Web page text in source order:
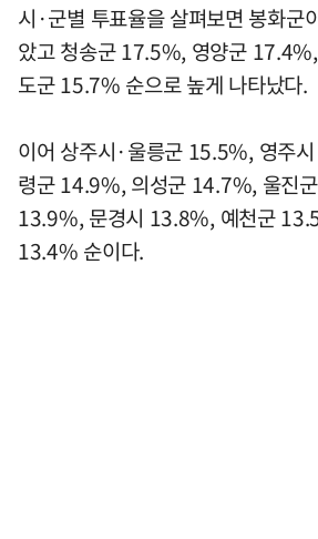
시·군별 투표율을 살펴보면 봉화
았고 청송군 17.5%, 영양군
도군 15.7% 순으로 높게 나타났다.
이어 상주시·울릉군 15.5%, 영주
령군 14.9%, 의성군 14.7%, 울진
13.9%, 문경시 13.8%, 예천군
13.4% 순이다.